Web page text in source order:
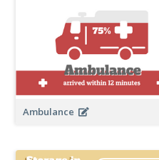
Ambulance